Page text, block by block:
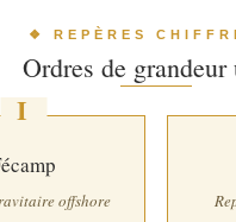
❖ REPÈRES
Ordres de grandeur
I
offshore